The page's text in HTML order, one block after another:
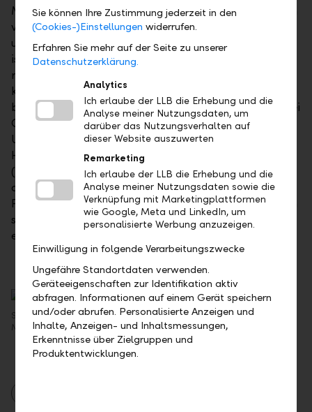
Meinung nach dafür aber zu hoch sein. Zudem wären
viele Krankenhäuser durch die Umstellung defizitär
und müssten schliessen. In den kommenden Wochen
ist weiterhin mit einer erhöhten Volatilität zu
rechnen. Eine Höherbewertung der Aktien ist
kurzfristig limitiert. Auf mittlere und längere Frist
bieten sich aktuell jedoch Einstiegsgelegenheiten. Bei
Gesundheitsdienstleistern (unter anderem
UnitedHealth, CVS Health), Spitalbetreibern (HCA
Healthcare) und Medizinaltechnologiefirmen
(Johnson & Johnson, Medtronic) würden wir
angesichts des robusten Geschäftsgangs die
Positionen erhöhen, bei Pharma- und Biotechwerten
sind wir noch zurückhaltend. Selektiv als Ergänzung
empfehlen wir BioMarin Pharmaceutical.
Simon Öhri, Fondsmanager LLB Aktien Nordamerika (USD), LLB Asset
Management AG, Vaduz
Sie können Ihre Zustimmung jederzeit in den
(Cookies-)Einstellungen widerrufen.
Erfahren Sie mehr auf der Seite zu unserer
Datenschutzerklärung.
Analytics
Ich erlaube der LLB die Erhebung und die
Analyse meiner Nutzungsdaten, um
darüber das Nutzungsverhalten auf
dieser Website auszuwerten
Remarketing
Ich erlaube der LLB die Erhebung und die
Analyse meiner Nutzungsdaten sowie die
Verknüpfung mit Marketingplattformen
wie Google, Meta und LinkedIn, um
personalisierte Werbung anzuzeigen.
Einwilligung in folgende Verarbeitungszwecke
Ungefähre Standortdaten verwenden.
Geräteeigenschaften zur Identifikation aktiv
abfragen. Informationen auf einem Gerät speichern
und/oder abrufen. Personalisierte Anzeigen und
Inhalte, Anzeigen- und Inhaltsmessungen,
Erkenntnisse über Zielgruppen und
Produktentwicklungen.